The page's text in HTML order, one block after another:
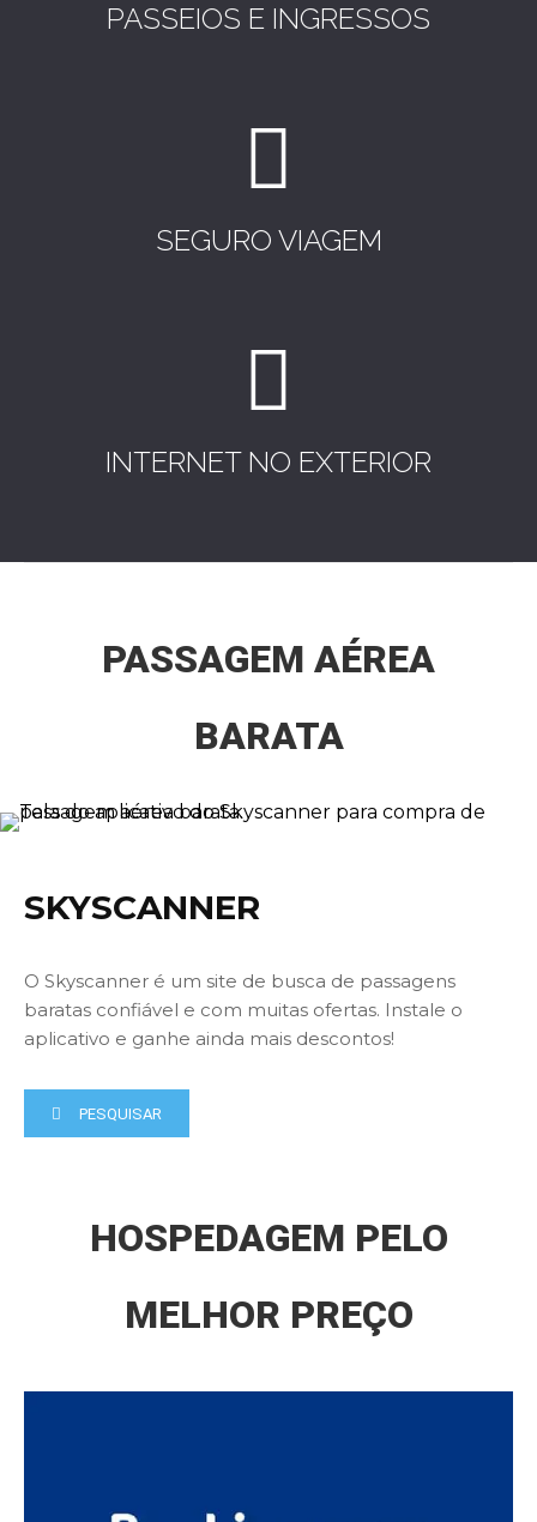
PASSEIOS E INGRESSOS
SEGURO VIAGEM
INTERNET NO EXTERIOR
PASSAGEM AÉREA
BARATA
SKYSCANNER
O Skyscanner é um site de busca de passagens
baratas confiável e com muitas ofertas. Instale o
aplicativo e ganhe ainda mais descontos!
PESQUISAR
HOSPEDAGEM PELO
MELHOR PREÇO